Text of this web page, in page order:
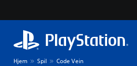
Hjem Spil Code Vein